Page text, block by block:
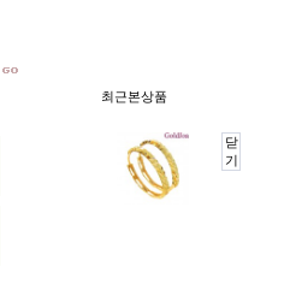
최근본상품
닫
기